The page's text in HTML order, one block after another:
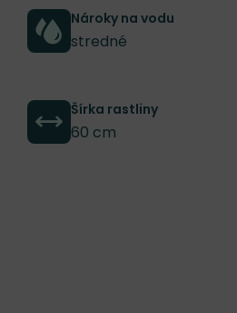
Nároky na vodu
stredné
Šírka rastliny
60 cm